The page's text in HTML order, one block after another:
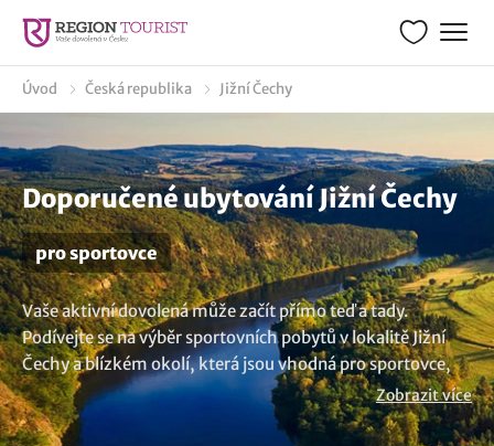
Úvod Česká republika Jižní Čechy
Doporučené ubytování Jižní Čechy
pro sportovce
Vaše aktivní dovolená může začít přímo teď a tady.
Podívejte se na výběr sportovních pobytů v lokalitě Jižní
Čechy a blízkém okolí, která jsou vhodná pro sportovce,
sportovní kurzy nebo soustředění, a to ať už jste jednotlivci
či celé sportovní oddíly. V zařízeních si můžete zacvičit
Zobrazit více